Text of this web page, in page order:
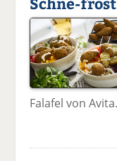
Falafel von Avita.